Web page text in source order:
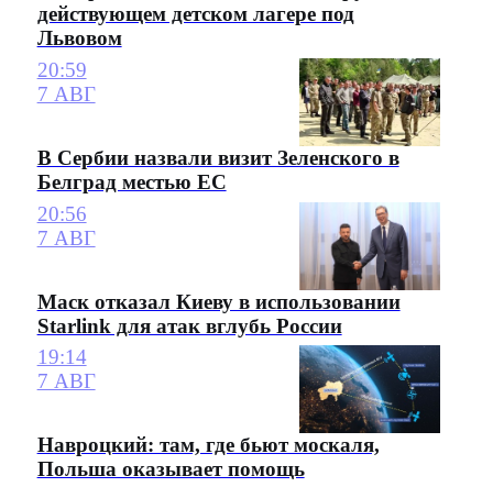
действующем детском лагере под
Львовом
20:59
7 АВГ
В Сербии назвали визит Зеленского в
Белград местью ЕС
20:56
7 АВГ
Маск отказал Киеву в использовании
Starlink для атак вглубь России
19:14
7 АВГ
Навроцкий: там, где бьют москаля,
Польша оказывает помощь